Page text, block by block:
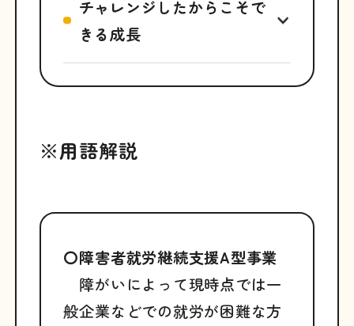
チャレンジしたからこそで
きる成長
※用語解説
〇障害者就労継続支援A型事業
障がいによって現時点では一
般企業などでの就労が困難な方